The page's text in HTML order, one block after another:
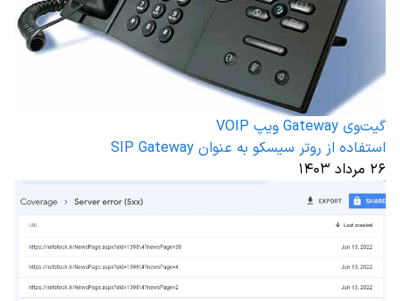
گیت‌وی Gateway ویپ VOIP
استفاده از روتر سیسکو به عنوان SIP Gateway
۲۶ مرداد ۱۴۰۳